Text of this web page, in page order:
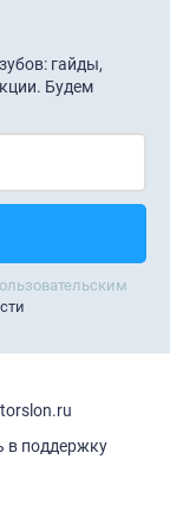
гайды,
Будем
в поддержку